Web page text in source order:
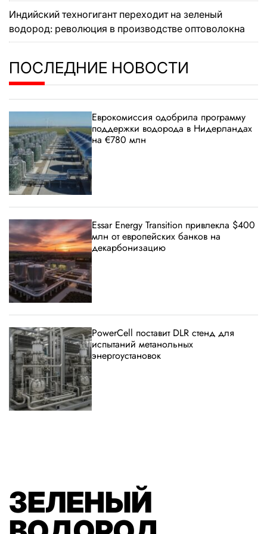
Индийский техногигант переходит на зеленый
водород: революция в производстве оптоволокна
ПОСЛЕДНИЕ НОВОСТИ
Еврокомиссия одобрила программу
поддержки водорода в Нидерландах
на €780 млн
Essar Energy Transition привлекла $400
млн от европейских банков на
декарбонизацию
PowerCell поставит DLR стенд для
испытаний метанольных
энергоустановок
ЗЕЛЕНЫЙ